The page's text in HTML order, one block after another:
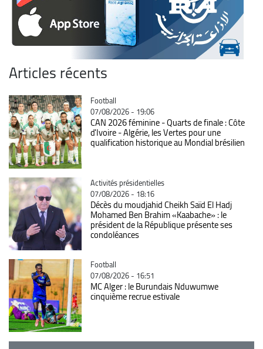
Articles récents
Catégorie
Football
07/08/2026 - 19:06
CAN 2026 féminine - Quarts de finale : Côte
d'Ivoire - Algérie, les Vertes pour une
qualification historique au Mondial brésilien
Catégorie
Activités présidentielles
07/08/2026 - 18:16
Décès du moudjahid Cheikh Saïd El Hadj
Mohamed Ben Brahim «Kaabache» : le
président de la République présente ses
condoléances
Catégorie
Football
07/08/2026 - 16:51
MC Alger : le Burundais Nduwumwe
cinquième recrue estivale